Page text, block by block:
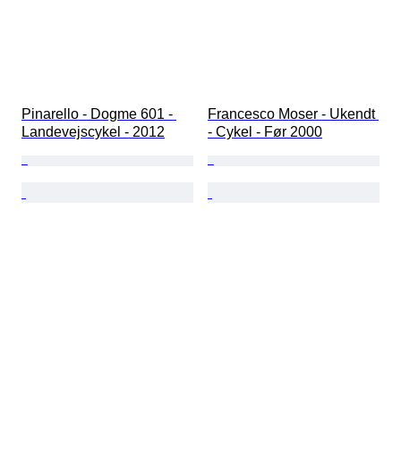
Pinarello - Dogme 601 -
Landevejscykel - 2012
Francesco Moser - Ukendt
- Cykel - Før 2000